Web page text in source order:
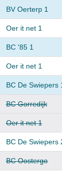
BV Oerterp 1
Oer it net 1
BC '85 1
Oer it net 1
BC De Swiepers
BC Gorredijk
Oer it net 1
BC De Swiepers
BC Oostergo